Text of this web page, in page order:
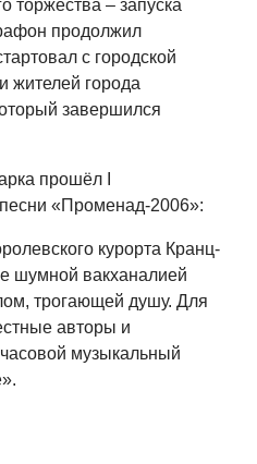
торжества – запуска
продолжил
с городской
жителей города
завершился
прошёл I
«Променад-2006»:
курорта Кранц-
шумной вакханалией
трогающей душу. Для
авторы и
музыкальный